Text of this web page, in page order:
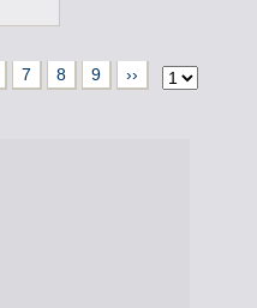
7 8 9 ››